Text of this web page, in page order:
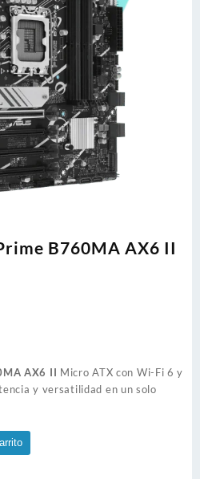
B760MA AX6 II
AX6 II Micro ATX con Wi-Fi 6 y
y versatilidad en un solo